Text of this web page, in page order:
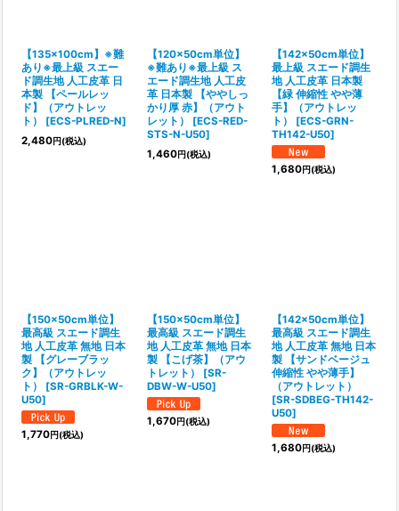
【135×100cm】※難
あり※最上級 スエー
ド調生地 人工皮革 日
本製 【ペールレッ
ド】（アウトレッ
ト）
[ECS-PLRED-N]
2,480円(税込)
【120×50cm単位】
※難あり※最上級 ス
エード調生地 人工皮
革 日本製 【ややしっ
かり厚 赤】（アウト
レット）
[ECS-RED-
STS-N-U50]
1,460円(税込)
【142×50cm単位】
最上級 スエード調生
地 人工皮革 日本製
【緑 伸縮性 やや薄
手】（アウトレッ
ト）
[ECS-GRN-
TH142-U50]
1,680円(税込)
【150×50cm単位】
最高級 スエード調生
地 人工皮革 無地 日本
製 【グレーブラッ
ク】（アウトレッ
ト）
[SR-GRBLK-W-
U50]
1,770円(税込)
【150×50cm単位】
最高級 スエード調生
地 人工皮革 無地 日本
製 【こげ茶】（アウ
トレット）
[SR-
DBW-W-U50]
1,670円(税込)
【142×50cm単位】
最高級 スエード調生
地 人工皮革 無地 日本
製 【サンドベージュ
伸縮性 やや薄手】
（アウトレット）
[SR-SDBEG-TH142-
U50]
1,680円(税込)